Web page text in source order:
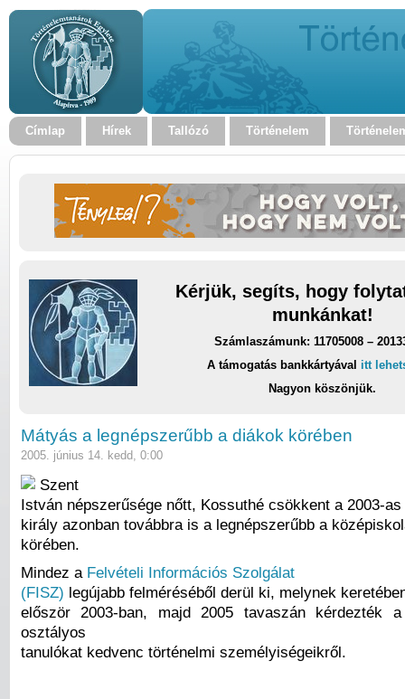
Címlap Hírek Tallózó Történelem
Kérjük, segíts, hogy
munkánkat!
Számlaszámunk: 11705008 –
A támogatás bankkártyával itt
Nagyon köszönjük.
Mátyás a legnépszerűbb a diákok körében
2005. június 14. kedd, 0:00
Szent
István népszerűsége nőtt, Kossuthé csökkent a 2003-
király azonban továbbra is a legnépszerűbb a
körében.
Mindez a Felvételi Információs Szolgálat
(FISZ) legújabb felméréséből derül ki, melynek
először 2003-ban, majd 2005 tavaszán kérdezték
osztályos
tanulókat kedvenc történelmi személyiségeikről.